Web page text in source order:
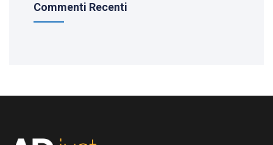
Commenti Recenti